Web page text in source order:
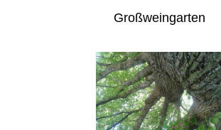
Großweingarten